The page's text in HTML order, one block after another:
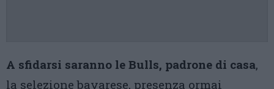
A sfidarsi saranno le Bulls, padrone di casa,
la selezione bavarese, presenza ormai